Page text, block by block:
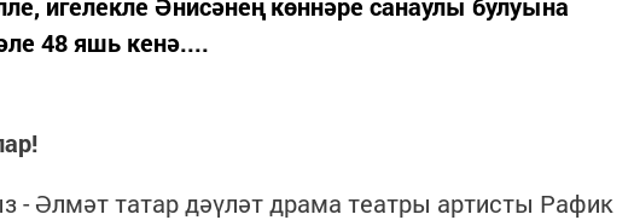
48 яшь кенә....
- Әлмәт татар дәүләт драма театры артисты Рафик